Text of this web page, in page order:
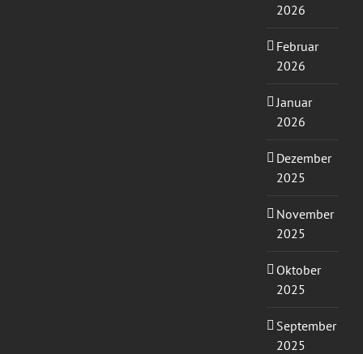
2026
Februar
2026
Januar
2026
Dezember
2025
November
2025
Oktober
2025
September
2025